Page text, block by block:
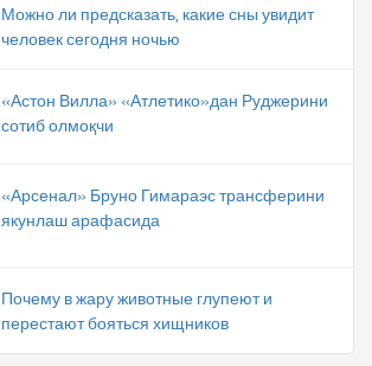
Можно ли предсказать, какие сны увидит
человек сегодня ночью
«Астон Вилла» «Атлетико»дан Руджерини
сотиб олмоқчи
«Арсенал» Бруно Гимараэс трансферини
якунлаш арафасида
Почему в жару животные глупеют и
перестают бояться хищников